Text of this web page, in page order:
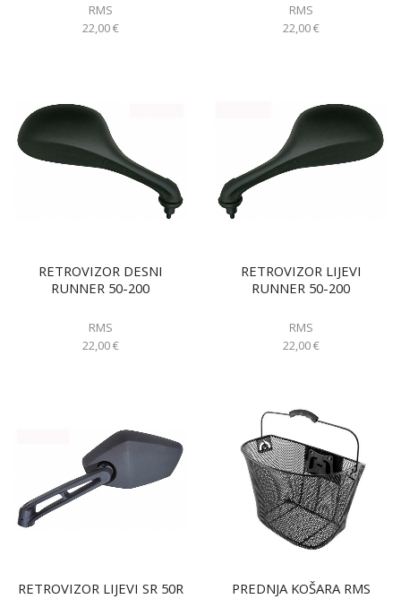
RMS
22,00€
RMS
22,00€
RETROVIZOR DESNI
RUNNER 50-200
RMS
22,00€
RETROVIZOR LIJEVI
RUNNER 50-200
RMS
22,00€
RETROVIZOR LIJEVI SR 50R
PREDNJA KOŠARA RMS